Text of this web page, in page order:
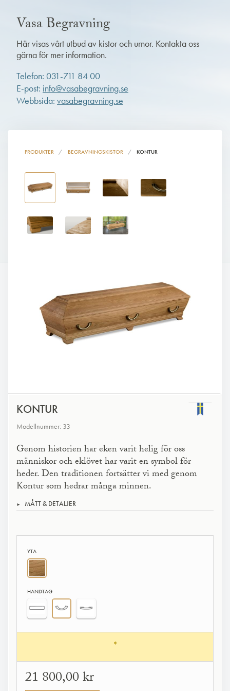
Vasa Begravning
Här visas vårt utbud av kistor och urnor. Kontakta oss
gärna för mer information.
Telefon: 031-711 84 00
E-post: info@vasabegravning.se
Webbsida: vasabegravning.se
PRODUKTER BEGRAVNINGSKISTOR KONTUR
KONTUR
Modellnummer: 33
Genom historien har eken varit helig för oss
människor och eklövet har varit en symbol för
heder. Den traditionen fortsätter vi med genom
Kontur som hedrar många minnen.
MÅTT & DETALJER
YTA
HANDTAG
*
21 800,00 kr